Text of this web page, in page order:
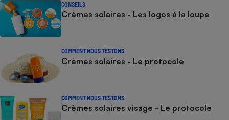
CONSEILS
Crèmes solaires - Les logos à la loupe
COMMENT NOUS TESTONS
Crèmes solaires - Le protocole
COMMENT NOUS TESTONS
Crèmes solaires visage - Le protocole